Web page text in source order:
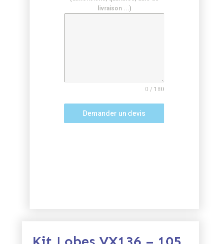
livraison ...)
0 / 180
Demander un devis